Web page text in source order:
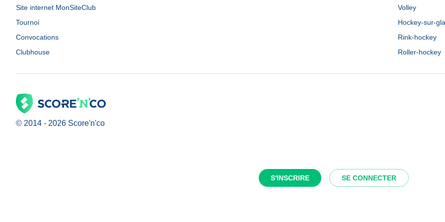
S'INSCRIRE SE CONNECTER
Site internet MonSiteClub
Tournoi
Convocations
Clubhouse
Volley
Hockey-sur-
Rink-hockey
Roller-hockey
© 2014 - 2026 Score'n'co